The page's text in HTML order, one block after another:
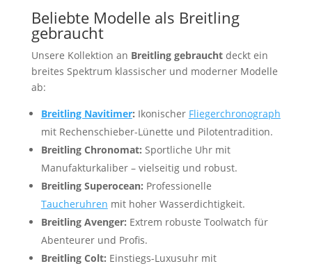
Beliebte Modelle als Breitling
gebraucht
Unsere Kollektion an Breitling gebrauchtdeckt ein
breites Spektrum klassischer und moderner Modelle
ab:
Breitling Navitimer: Ikonischer Fliegerchronograph
mit Rechenschieber-Lünette und Pilotentradition.
Breitling Chronomat: Sportliche Uhr mit
Manufakturkaliber – vielseitig und robust.
Breitling Superocean: Professionelle
Taucheruhren mit hoher Wasserdichtigkeit.
Breitling Avenger: Extrem robuste Toolwatch für
Abenteurer und Profis.
Breitling Colt: Einstiegs-Luxusuhr mit